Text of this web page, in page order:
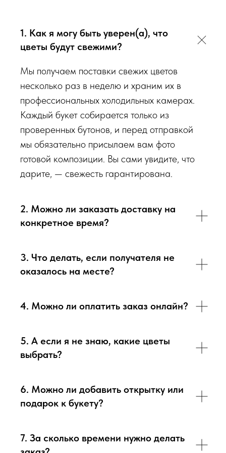
Мы подходим к каждой доставке цветов индивидуально
исходя из ассортимента свежих цветов, которые есть в
наличии на момент нужной даты доставки. Заказывая
виду букета (Приблизительному размеру букета, цветовой
гаммы, формату), после заказа с Вами сразу свяжется наш
администратор для уточнения деталей заказа.
Перед тем как отправить букет на доставку мы
обязательно пришлем Вам на согласование фото и
видео непосредственно того букета, который наш
Доставка цветов в Севастополе . Качественно. Быстро.
1. Как я могу быть уверен(а), что
цветы будут свежими?
Мы получаем поставки свежих цветов
несколько раз в неделю и храним их в
профессиональных холодильных камерах.
Каждый букет собирается только из
проверенных бутонов, и перед отправкой
мы обязательно присылаем вам фото
готовой композиции. Вы сами увидите, что
дарите, — свежесть гарантирована.
2. Можно ли заказать доставку на
конкретное время?
3. Что делать, если получателя не
оказалось на месте?
4. Можно ли оплатить заказ онлайн?
5. А если я не знаю, какие цветы
выбрать?
6. Можно ли добавить открытку или
подарок к букету?
7. За сколько времени нужно делать